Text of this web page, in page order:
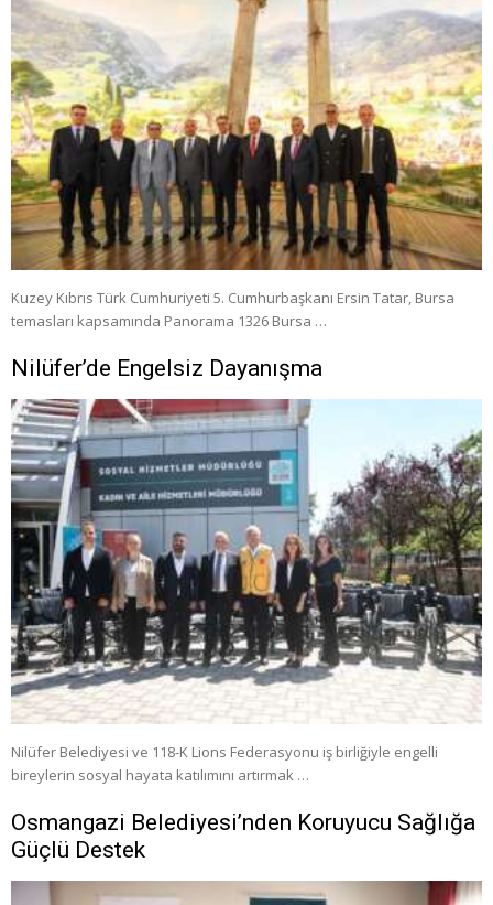
Kuzey Kıbrıs Türk Cumhuriyeti 5. Cumhurbaşkanı Ersin Tatar, Bursa
temasları kapsamında Panorama 1326 Bursa …
Nilüfer’de Engelsiz Dayanışma
Nilüfer Belediyesi ve 118-K Lions Federasyonu iş birliğiyle engelli
bireylerin sosyal hayata katılımını artırmak …
Osmangazi Belediyesi’nden Koruyucu Sağlığa
Güçlü Destek